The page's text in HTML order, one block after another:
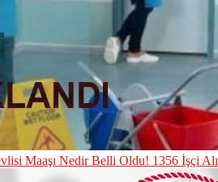
Maaşı Nedir Belli Oldu! 1356 İşçi